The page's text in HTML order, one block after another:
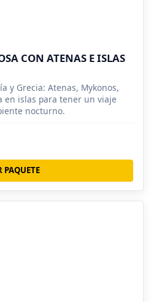
CON ATENAS E ISLAS
y Grecia: Atenas, Mykonos,
en islas para tener un viaje
nocturno.
PAQUETE